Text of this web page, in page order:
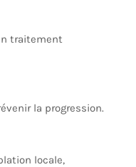
traitement
la progression.
locale,